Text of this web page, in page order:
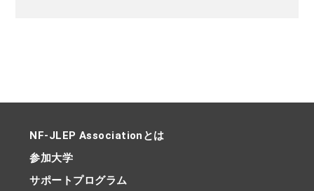
NF-JLEP Associationとは
参加大学
サポートプログラム